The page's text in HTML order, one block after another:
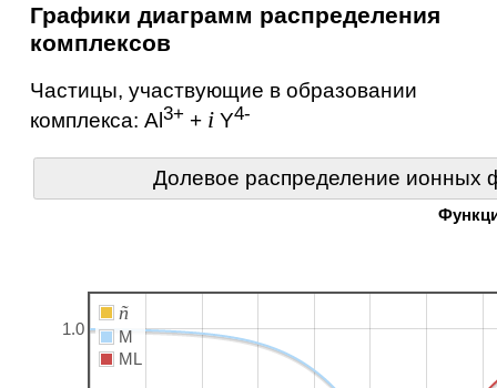
Графики диаграмм распределения
комплексов
Частицы, участвующие в образовании
комплекса: Al3++ iY4-
Долевое распределение ионных
1.0
ñ
M
ML